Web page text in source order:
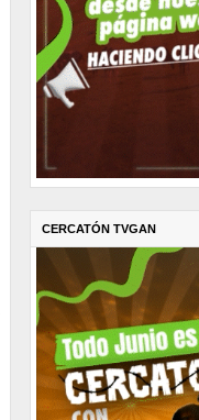
CERCATÓN TVGAN